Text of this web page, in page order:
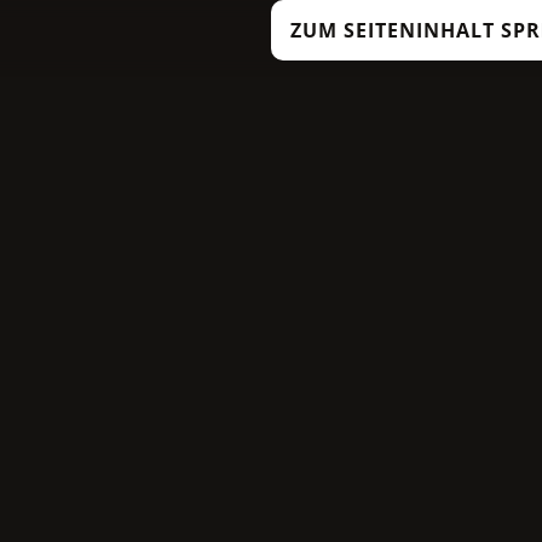
ZUM SEITENINHALT